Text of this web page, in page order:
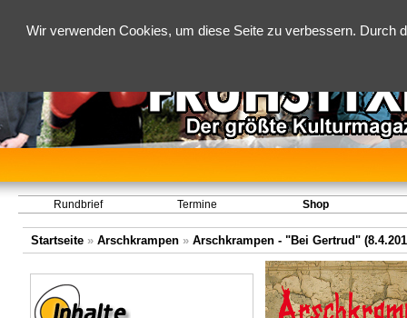
Wir verwenden Cookies, um diese Seite zu verbessern.
Rundbrief Termine Shop
Startseite» Arschkrampen» Arschkrampen - "Bei Gertrud"